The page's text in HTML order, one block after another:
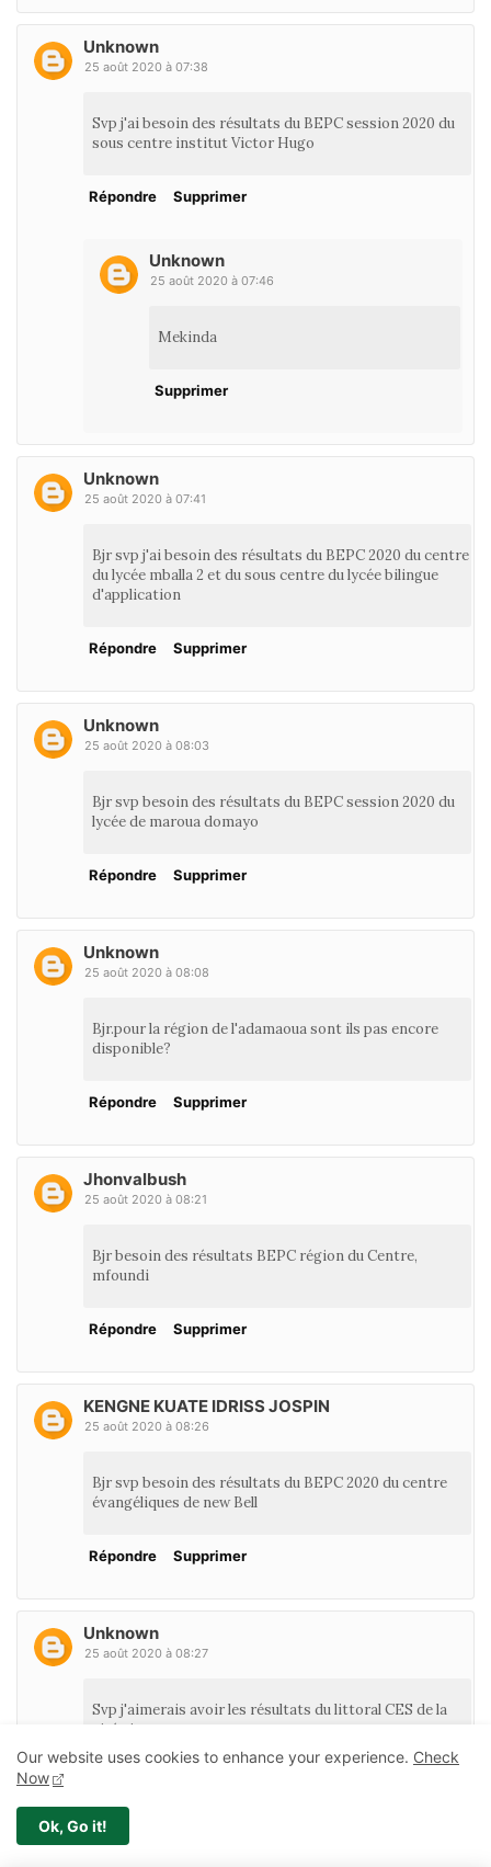
Unknown
25 août 2020 à 07:38
Svp j'ai besoin des résultats du BEPC session 2020 du
sous centre institut Victor Hugo
Répondre Supprimer
Unknown
25 août 2020 à 07:46
Mekinda
Supprimer
Unknown
25 août 2020 à 07:41
Bjr svp j'ai besoin des résultats du BEPC 2020 du centre
du lycée mballa 2 et du sous centre du lycée bilingue
d'application
Répondre Supprimer
Unknown
25 août 2020 à 08:03
Bjr svp besoin des résultats du BEPC session 2020 du
lycée de maroua domayo
Répondre Supprimer
Unknown
25 août 2020 à 08:08
Bjr.pour la région de l'adamaoua sont ils pas encore
disponible?
Répondre Supprimer
Jhonvalbush
25 août 2020 à 08:21
Bjr besoin des résultats BEPC région du Centre,
mfoundi
Répondre Supprimer
KENGNE KUATE IDRISS JOSPIN
25 août 2020 à 08:26
Bjr svp besoin des résultats du BEPC 2020 du centre
évangéliques de new Bell
Répondre Supprimer
Unknown
25 août 2020 à 08:27
Svp j'aimerais avoir les résultats du littoral CES de la
cité sic
Our website uses cookies to enhance your experience. Check
Now
Ok, Go it!